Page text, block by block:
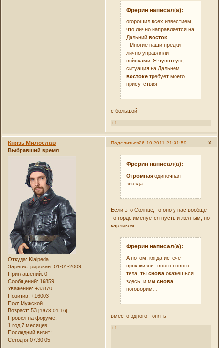
Фрерин написал(а):
огорошил всех известием,
что лично направляется на
Дальнийвосток
- Многие наши предки
лично управляли
войсками. Я чувствую,
ситуация на Дальнем
востоке требует моего
присутствия
с большой
+1
Поделиться 3
26-10-2011 21:31:59
Князь Милослав
Выбравший время
Откуда: Klaipeda
Зарегистрирован: 01-01-2009
Приглашений: 0
Сообщений: 16859
Уважение: +33370
Позитив: +16003
Пол: Мужской
Возраст: 53[1973-01-16]
Провел на форуме:
1 год 7 месяцев
Последний визит:
Сегодня 07:30:05
Фрерин написал(а):
Огромная одиночная
звезда
Если это Солнце, то оно у нас вообще-
то гордо именуется пусть и жёлтым, но
карликом.
Фрерин написал(а):
А потом, когда истечет
срок жизни твоего нового
тела, тыснова окажешься
здесь, и мыснова
поговорим…
вместо одного - опять
+1